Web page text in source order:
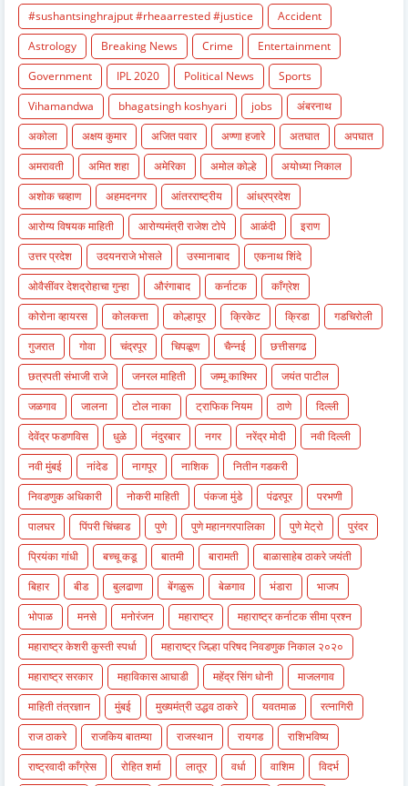
#sushantsinghrajput #rheaarrested #justice
Accident
Astrology
Breaking News Crime
Entertainment
Government
IPL 2020 Political News
Sports
Vihamandwa
bhagatsingh koshyari jobs
अंबरनाथ
अकोला
अक्षय कुमार अजित पवार अण्णा हजारे अतघात
अपघात
अमरावती
अमित शहा अमेरिका अमोल कोल्हे
अयोध्या निकाल
अशोक चव्हाण
अहमदनगर आंतरराष्ट्रीय
आंध्रप्रदेश
आरोग्य विषयक माहिती
आरोग्यमंत्री राजेश टोपे आळंदी
इराण
उत्तर प्रदेश
उदयनराजे भोसले उस्मानाबाद
एकनाथ शिंदे
ओवैसींवर देशद्रोहाचा गुन्हा
औरंगाबाद कर्नाटक
काँग्रेश
कोरोना व्हायरस
कोलकत्ता कोल्हापूर क्रिकेट क्रिडा
गडचिरोली
गुजरात
गोवा चंद्रपूर चिपळूण चैन्नई
छत्तीसगढ
छत्रपती संभाजी राजे
जनरल माहिती जम्मू काश्मिर
जयंत पाटील
जळगाव
जालना टोल नाका ट्राफिक नियम ठाणे
दिल्ली
देवेंद्र फडणविस
धुळे नंदुरबार नगर नरेंद्र मोदी
नवी दिल्ली
नवी मुंबई
नांदेड नागपूर नाशिक
नितीन गडकरी
निवडणुक अधिकारी
नोकरी माहिती पंकजा मुंडे पंढरपूर
परभणी
पालघर
पिंपरी चिंचवड पुणे पुणे महानगरपालिका पुणे मेट्रो
पुरंदर
प्रियंका गांधी
बच्चू कडू बातमी बारामती
बाळासाहेब ठाकरे जयंती
बिहार
बीड बुलढाणा बेंगळुरू बेळगाव भंडारा
भाजप
भोपाळ
मनसे मनोरंजन महाराष्ट्र
महाराष्ट्र कर्नाटक सीमा प्रश्न
महाराष्ट्र केशरी कुस्ती स्पर्धा
महाराष्ट्र जिल्हा परिषद निवडणुक निकाल २०२०
महाराष्ट्र सरकार
महाविकास आघाडी महेंद्र सिंग धोनी
माजलगाव
माहिती तंत्रज्ञान
मुंबई मुख्यमंत्री उद्धव ठाकरे यवतमाळ
रत्नागिरी
राज ठाकरे
राजकिय बातम्या राजस्थान रायगड
राशिभविष्य
राष्ट्रवादी काँग्रेस
रोहित शर्मा लातूर वर्धा वाशिम
विदर्भ